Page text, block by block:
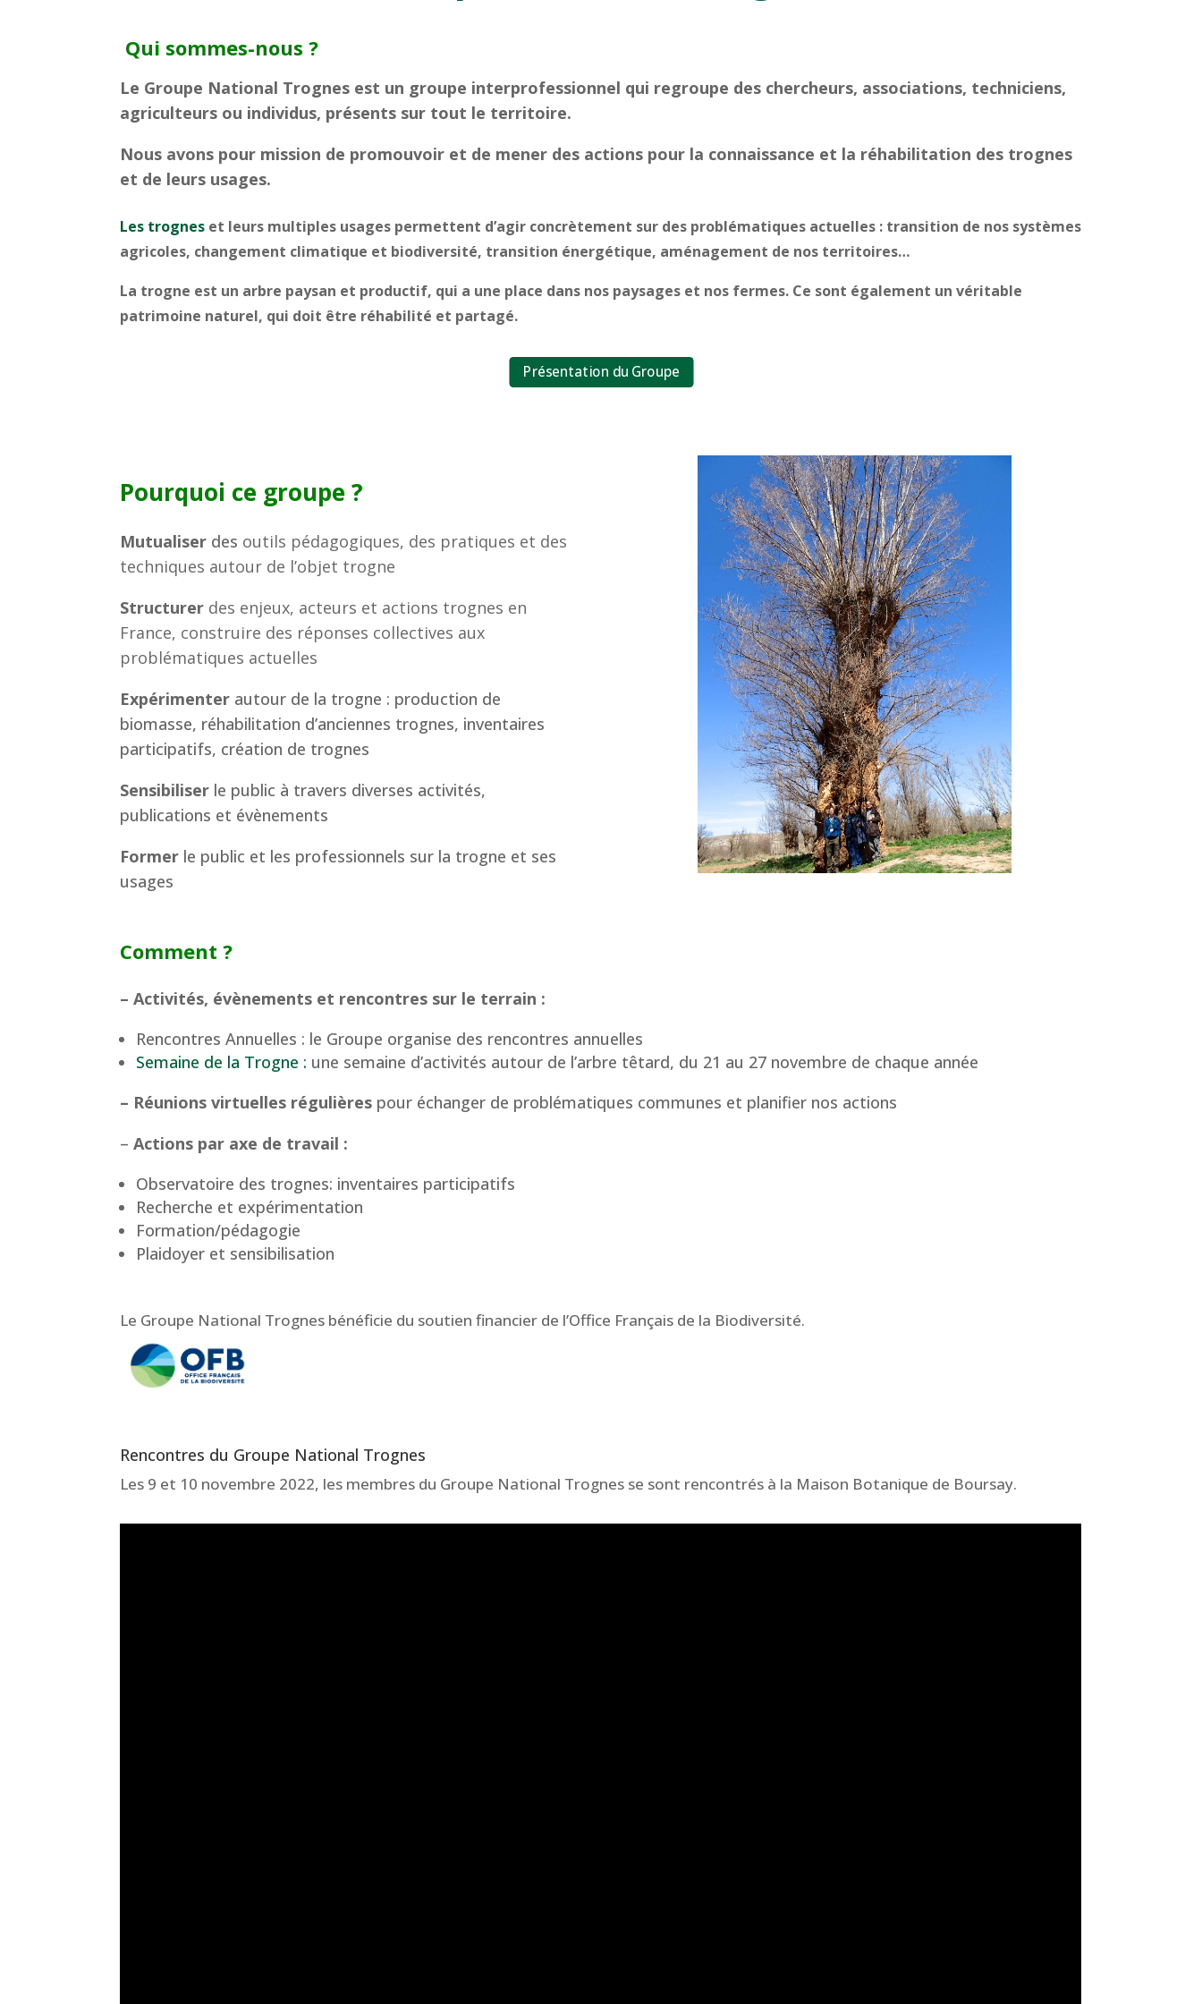
Qui sommes-nous ?
Le Groupe National Trognes est un groupe interprofessionnel qui regroupe des chercheurs, associations, techniciens,
agriculteurs ou individus, présents sur tout le territoire.
Nous avons pour mission de promouvoir et de mener des actions pour la connaissance et la réhabilitation des trognes
et de leurs usages.
Les trognes et leurs multiples usages permettent d’agir concrètement sur des problématiques actuelles : transition de nos systèmes
agricoles, changement climatique et biodiversité, transition énergétique, aménagement de nos territoires…
La trogne est un arbre paysan et productif, qui a une place dans nos paysages et nos fermes. Ce sont également un véritable
patrimoine naturel, qui doit être réhabilité et partagé.
Présentation du Groupe
Pourquoi ce groupe ?
Mutualiser des outils pédagogiques, des pratiques et des
techniques autour de l’objet trogne
Structurer des enjeux, acteurs et actions trognes en
France, construire des réponses collectives aux
problématiques actuelles
Expérimenter autour de la trogne : production de
biomasse, réhabilitation d’anciennes trognes, inventaires
participatifs, création de trognes
Sensibiliser le public à travers diverses activités,
publications et évènements
Former le public et les professionnels sur la trogne et ses
usages
Comment ?
– Activités, évènements et rencontres sur le terrain :
Rencontres Annuelles : le Groupe organise des rencontres annuelles
Semaine de la Trogne : une semaine d’activités autour de l’arbre têtard, du 21 au 27 novembre de chaque année
– Réunions virtuelles régulières pour échanger de problématiques communes et planifier nos actions
–Actions par axe de travail :
Observatoire des trognes: inventaires participatifs
Recherche et expérimentation
Formation/pédagogie
Plaidoyer et sensibilisation
Le Groupe National Trognes bénéficie du soutien financier de l’Office Français de la Biodiversité.
Rencontres du Groupe National Trognes
Les 9 et 10 novembre 2022, les membres du Groupe National Trognes se sont rencontrés à la Maison Botanique de Boursay.